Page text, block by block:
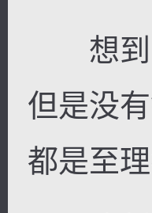
想到自
但是没
都是至